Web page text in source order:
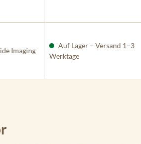
Imaging
Auf Lager – Versand 1–3
Werktage